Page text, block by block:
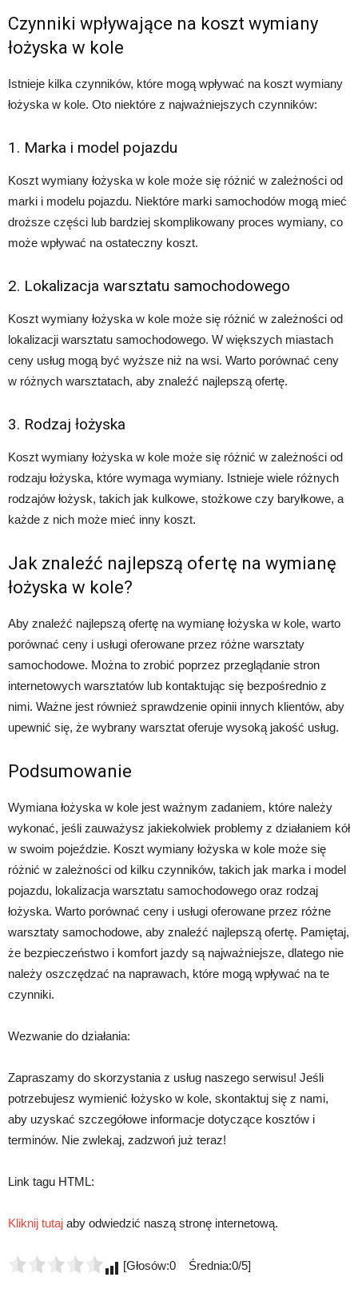
Czynniki wpływające na koszt wymiany
łożyska w kole
Istnieje kilka czynników, które mogą wpływać na koszt wymiany
łożyska w kole. Oto niektóre z najważniejszych czynników:
1. Marka i model pojazdu
Koszt wymiany łożyska w kole może się różnić w zależności od
marki i modelu pojazdu. Niektóre marki samochodów mogą mieć
droższe części lub bardziej skomplikowany proces wymiany, co
może wpływać na ostateczny koszt.
2. Lokalizacja warsztatu samochodowego
Koszt wymiany łożyska w kole może się różnić w zależności od
lokalizacji warsztatu samochodowego. W większych miastach
ceny usług mogą być wyższe niż na wsi. Warto porównać ceny
w różnych warsztatach, aby znaleźć najlepszą ofertę.
3. Rodzaj łożyska
Koszt wymiany łożyska w kole może się różnić w zależności od
rodzaju łożyska, które wymaga wymiany. Istnieje wiele różnych
rodzajów łożysk, takich jak kulkowe, stożkowe czy baryłkowe, a
każde z nich może mieć inny koszt.
Jak znaleźć najlepszą ofertę na wymianę
łożyska w kole?
Aby znaleźć najlepszą ofertę na wymianę łożyska w kole, warto
porównać ceny i usługi oferowane przez różne warsztaty
samochodowe. Można to zrobić poprzez przeglądanie stron
internetowych warsztatów lub kontaktując się bezpośrednio z
nimi. Ważne jest również sprawdzenie opinii innych klientów, aby
upewnić się, że wybrany warsztat oferuje wysoką jakość usług.
Podsumowanie
Wymiana łożyska w kole jest ważnym zadaniem, które należy
wykonać, jeśli zauważysz jakiekolwiek problemy z działaniem kół
w swoim pojeździe. Koszt wymiany łożyska w kole może się
różnić w zależności od kilku czynników, takich jak marka i model
pojazdu, lokalizacja warsztatu samochodowego oraz rodzaj
łożyska. Warto porównać ceny i usługi oferowane przez różne
warsztaty samochodowe, aby znaleźć najlepszą ofertę. Pamiętaj,
że bezpieczeństwo i komfort jazdy są najważniejsze, dlatego nie
należy oszczędzać na naprawach, które mogą wpływać na te
czynniki.
Wezwanie do działania:
Zapraszamy do skorzystania z usług naszego serwisu! Jeśli
potrzebujesz wymienić łożysko w kole, skontaktuj się z nami,
aby uzyskać szczegółowe informacje dotyczące kosztów i
terminów. Nie zwlekaj, zadzwoń już teraz!
Link tagu HTML:
Kliknij tutaj aby odwiedzić naszą stronę internetową.
[Głosów:0 Średnia:0/5]